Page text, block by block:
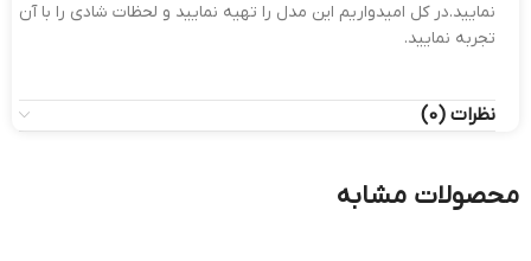
نمایید.در کل امیدواریم این مدل را تهیه نمایید و لحظات شادی را با آن
تجربه نمایید.
نظرات (0)
محصولات مشابه